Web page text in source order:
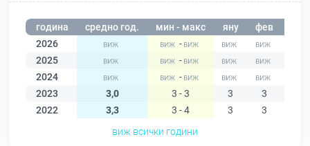
година средно год. мин - макс яну фев
2026
-
2025
-
2024
-
2023
3,0 3 - 3 3 3
2022
3,3 3 - 4 3 3
виж всички години